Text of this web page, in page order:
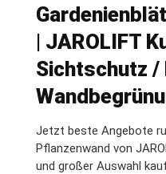
| JAROLIFT
Sichtschutz
Jetzt beste Angebote
Pflanzenwand von
und großer Auswahl